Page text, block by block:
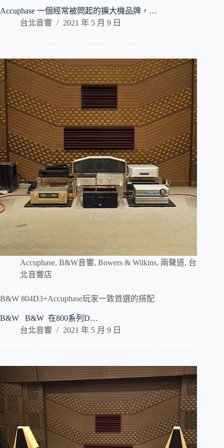
Accuphase 一個經常被問起的擴大機品牌，…
台北音響
2021 年 5 月 9 日
Accuphase, B&W音響, Bowers & Wilkins, 兩聲道, 台
北音響店
B&W 804D3+Accuphase玩家一致首選的搭配
B&W B&W 在800系列D…
台北音響
2021 年 5 月 9 日